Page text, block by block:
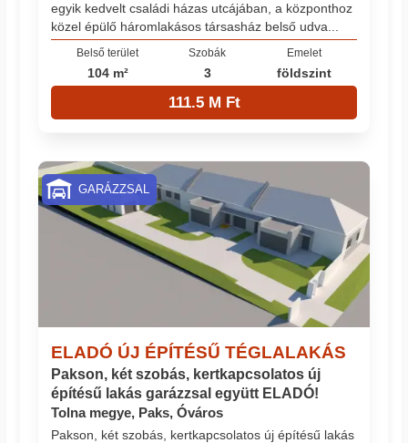
egyik kedvelt családi házas utcájában, a központhoz
közel épülő háromlakásos társasház belső udva...
Belső terület
104 m²
Szobák
3
Emelet
földszint
111.5 M Ft
ELADÓ ÚJ ÉPÍTÉSŰ TÉGLALAKÁS
Pakson, két szobás, kertkapcsolatos új
építésű lakás garázzsal együtt ELADÓ!
Tolna megye, Paks, Óváros
Pakson, két szobás, kertkapcsolatos új építésű lakás
GARÁZZSAL